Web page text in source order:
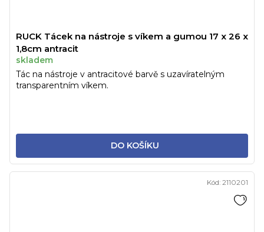
RUCK Tácek na nástroje s víkem a gumou 17 x 26 x
1,8cm antracit
skladem
DO KOŠÍKU
Tác na nástroje v antracitové barvě s uzavíratelným
transparentním víkem.
Kód: 2110201